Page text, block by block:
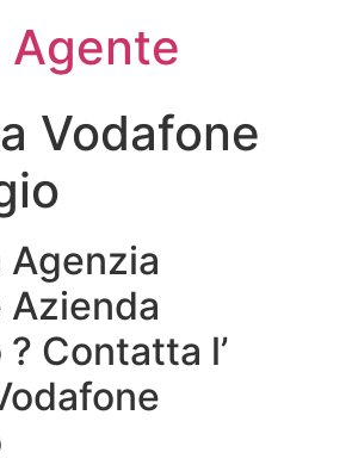
Agente
Vodafone
Agenzia
Azienda
Contatta l’